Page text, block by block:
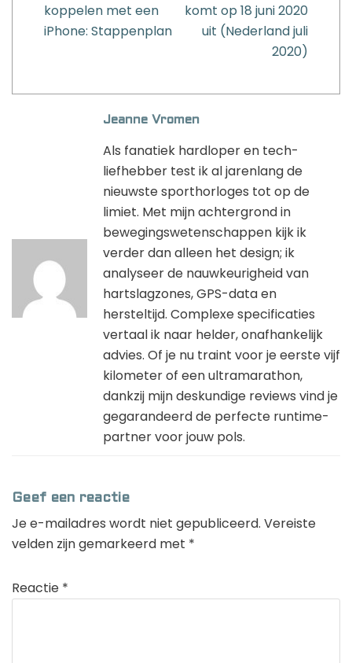
koppelen met een
iPhone: Stappenplan
komt op 18 juni 2020
uit (Nederland juli
2020)
Jeanne Vromen
Als fanatiek hardloper en tech-
liefhebber test ik al jarenlang de
nieuwste sporthorloges tot op de
limiet. Met mijn achtergrond in
bewegingswetenschappen kijk ik
verder dan alleen het design; ik
analyseer de nauwkeurigheid van
hartslagzones, GPS-data en
hersteltijd. Complexe specificaties
vertaal ik naar helder, onafhankelijk
advies. Of je nu traint voor je eerste vijf
kilometer of een ultramarathon,
dankzij mijn deskundige reviews vind je
gegarandeerd de perfecte runtime-
partner voor jouw pols.
Geef een reactie
Je e-mailadres wordt niet gepubliceerd. Vereiste
velden zijn gemarkeerd met *
Reactie *